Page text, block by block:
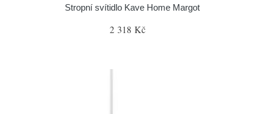
Stropní svítidlo Kave Home Margot
2 318 Kč